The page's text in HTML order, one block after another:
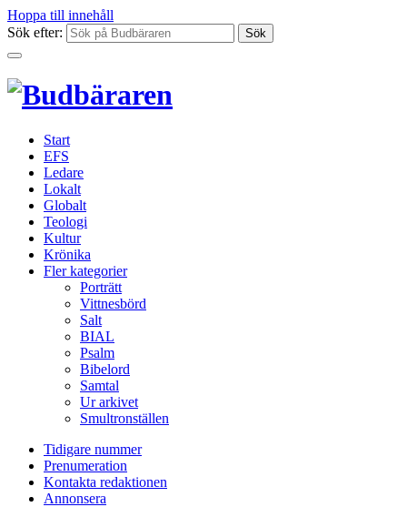
Hoppa till innehåll
Sök efter:
Start
EFS
Ledare
Lokalt
Globalt
Teologi
Kultur
Krönika
Fler kategorier
Porträtt
Vittnesbörd
Salt
BIAL
Psalm
Bibelord
Samtal
Ur arkivet
Smultronställen
Tidigare nummer
Prenumeration
Kontakta redaktionen
Annonsera